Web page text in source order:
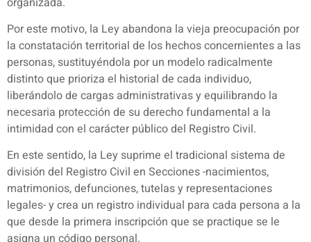
Por este motivo, la Ley abandona la vieja preocupación por
la constatación territorial de los hechos concernientes a las
personas, sustituyéndola por un modelo radicalmente
distinto que prioriza el historial de cada individuo,
liberándolo de cargas administrativas y equilibrando la
necesaria protección de su derecho fundamental a la
intimidad con el carácter público del Registro Civil.
En este sentido, la Ley suprime el tradicional sistema de
división del Registro Civil en Secciones -nacimientos,
matrimonios, defunciones, tutelas y representaciones
legales- y crea un registro individual para cada persona a la
que desde la primera inscripción que se practique se le